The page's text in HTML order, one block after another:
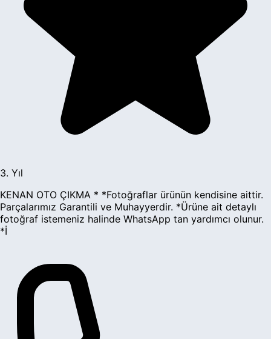
3. Yıl
KENAN OTO ÇIKMA * *Fotoğraflar ürünün kendisine aittir.
Parçalarımız Garantili ve Muhayyerdir. *Ürüne ait detaylı
fotoğraf istemeniz halinde WhatsApp tan yardımcı olunur.
*İ